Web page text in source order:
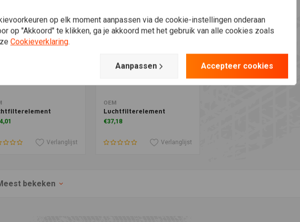
aan winkelwagen
Verlanglijst
Toevoegen aan winkelwagen
OEM
Luchtfilterelement
€37,18
Verlanglijst
bekeken
op elk moment aanpassen via de cookie-instellingen onderaan
op "Akkoord" te klikken, ga je akkoord met het gebruik van alle cookies zoals
Cookieverklaring.
Aanpassen Accepteer cookies